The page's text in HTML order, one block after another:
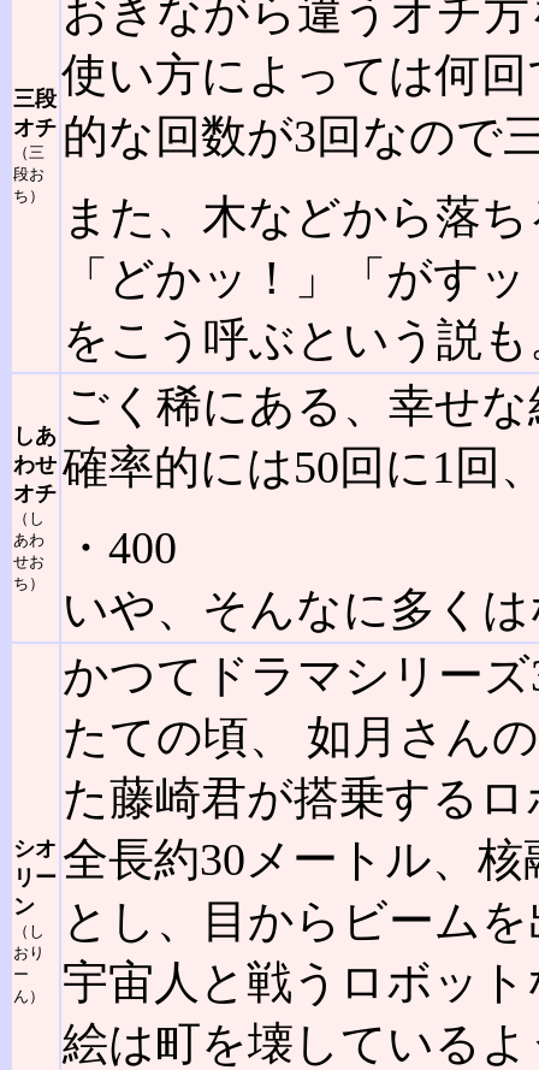
三段
オチ
（三
段お
ち）
おきながら違うオチ
使い方によっては何
的な回数が3回なので
また、木などから落
「どかッ！」「がす
をこう呼ぶという説も
しあ
わせ
オチ
（し
あわ
せお
ち）
ごく稀にある、幸せ
確率的には50回に1回
・400
いや、そんなに多く
シオ
リー
ン
（し
おり
ー
ん）
かつてドラマシリー
たての頃、 如月さん
た藤崎君が搭乗する
全長約30メートル、
とし、目からビーム
宇宙人と戦うロボッ
絵は町を壊している